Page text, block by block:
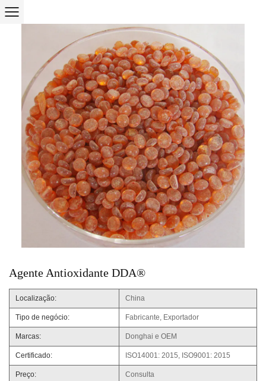
Agente Antioxidante DDA®
Localização: China
Tipo de negócio: Fabricante, Exportador
Marcas: Donghai e OEM
Certificado: ISO14001: 2015, ISO9001: 2015
Preço: Consulta